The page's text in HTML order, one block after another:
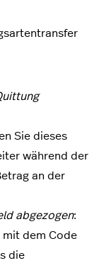
Sie dieses
während der
an der
abgezogen:
mit dem Code
die